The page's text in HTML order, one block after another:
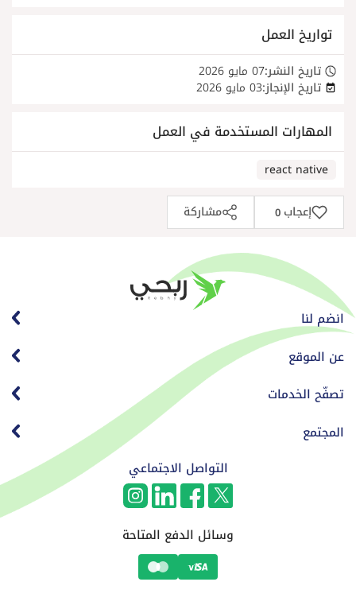
تواريخ العمل
تاريخ النشر:07 مايو 2026
تاريخ الإنجاز:03 مايو 2026
المهارات المستخدمة في العمل
react native
إعجاب 0 مشاركة
انضم لنا
عن الموقع
تصفّح الخدمات
المجتمع
التواصل الاجتماعي
وسائل الدفع المتاحة